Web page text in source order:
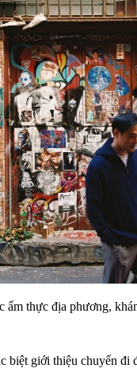
thực địa phương,
giới thiệu chuyến